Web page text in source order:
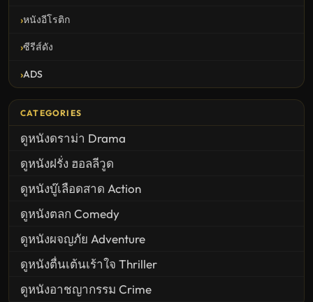
หนังอีโรติก
ซีรีส์ดัง
ADS
CATEGORIES
ดูหนังดราม่า Drama
ดูหนังฝรั่ง ฮอลลีวูด
ดูหนังบู๊เลือดสาด Action
ดูหนังตลก Comedy
ดูหนังผจญภัย Adventure
ดูหนังตื่นเต้นเร้าใจ Thriller
ดูหนังอาชญากรรม Crime